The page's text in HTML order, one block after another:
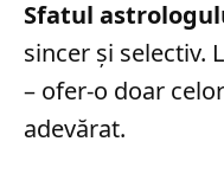
Sfatul
sincer și selectiv.
– ofer-o doar
adevărat.